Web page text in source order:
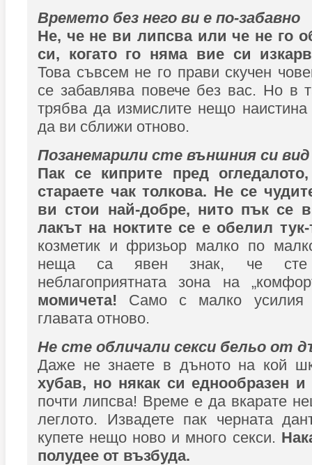
Времето без него ви е по-забавно
Не, че не ви липсва или че не го
си, когато го няма вие си
Това съвсем не го прави скучен
се забавлява повече без вас. Но в
трябва да измислите нещо наистина
да ви сближи отново.
Позанемарили сте външния си вид
Пак се киприте пред
стараете чак толкова. Не се
ви стои най-добре, нито пък се
лакът на ноктите се е обелил
козметик и фризьор малко по
неща са явен знак, че сте
неблагоприятната зона на
момичета! Само с малко
главата отново.
Не сте обличали секси бельо от
Даже не знаете в дъното на кой
хубав, но някак си еднообразен
почти липсва! Време е да вкарате
леглото. Извадете пак черната
купете нещо ново и много секси.
полудее от възбуда.